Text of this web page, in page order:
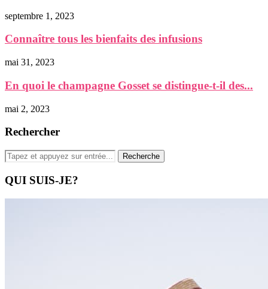
septembre 1, 2023
Connaître tous les bienfaits des infusions
mai 31, 2023
En quoi le champagne Gosset se distingue-t-il des...
mai 2, 2023
Rechercher
QUI SUIS-JE?